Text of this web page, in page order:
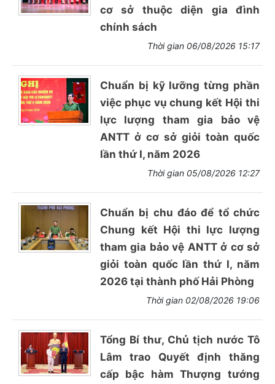
cơ sở thuộc diện gia đình
chính sách
Thời gian 06/08/2026 15:17
Chuẩn bị kỹ lưỡng từng phần
việc phục vụ chung kết Hội thi
lực lượng tham gia bảo vệ
ANTT ở cơ sở giỏi toàn quốc
lần thứ I, năm 2026
Thời gian 05/08/2026 12:27
Chuẩn bị chu đáo để tổ chức
Chung kết Hội thi lực lượng
tham gia bảo vệ ANTT ở cơ sở
giỏi toàn quốc lần thứ I, năm
2026 tại thành phố Hải Phòng
Thời gian 02/08/2026 19:06
Tổng Bí thư, Chủ tịch nước Tô
Lâm trao Quyết định thăng
cấp bậc hàm Thượng tướng